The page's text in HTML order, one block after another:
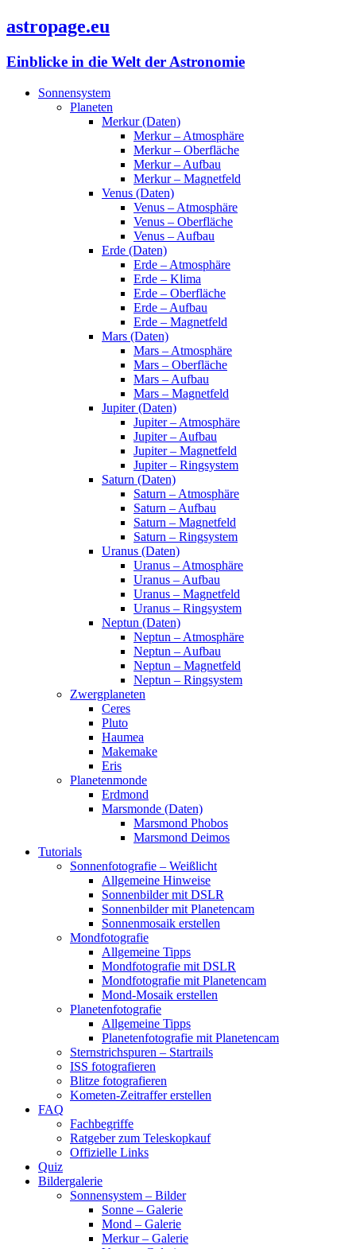
astropage.eu
Einblicke in die Welt der Astronomie
Sonnensystem
Planeten
Merkur (Daten)
Merkur – Atmosphäre
Merkur – Oberfläche
Merkur – Aufbau
Merkur – Magnetfeld
Venus (Daten)
Venus – Atmosphäre
Venus – Oberfläche
Venus – Aufbau
Erde (Daten)
Erde – Atmosphäre
Erde – Klima
Erde – Oberfläche
Erde – Aufbau
Erde – Magnetfeld
Mars (Daten)
Mars – Atmosphäre
Mars – Oberfläche
Mars – Aufbau
Mars – Magnetfeld
Jupiter (Daten)
Jupiter – Atmosphäre
Jupiter – Aufbau
Jupiter – Magnetfeld
Jupiter – Ringsystem
Saturn (Daten)
Saturn – Atmosphäre
Saturn – Aufbau
Saturn – Magnetfeld
Saturn – Ringsystem
Uranus (Daten)
Uranus – Atmosphäre
Uranus – Aufbau
Uranus – Magnetfeld
Uranus – Ringsystem
Neptun (Daten)
Neptun – Atmosphäre
Neptun – Aufbau
Neptun – Magnetfeld
Neptun – Ringsystem
Zwergplaneten
Ceres
Pluto
Haumea
Makemake
Eris
Planetenmonde
Erdmond
Marsmonde (Daten)
Marsmond Phobos
Marsmond Deimos
Tutorials
Sonnenfotografie – Weißlicht
Allgemeine Hinweise
Sonnenbilder mit DSLR
Sonnenbilder mit Planetencam
Sonnenmosaik erstellen
Mondfotografie
Allgemeine Tipps
Mondfotografie mit DSLR
Mondfotografie mit Planetencam
Mond-Mosaik erstellen
Planetenfotografie
Allgemeine Tipps
Planetenfotografie mit Planetencam
Sternstrichspuren – Startrails
ISS fotografieren
Blitze fotografieren
Kometen-Zeitraffer erstellen
FAQ
Fachbegriffe
Ratgeber zum Teleskopkauf
Offizielle Links
Quiz
Bildergalerie
Sonnensystem – Bilder
Sonne – Galerie
Mond – Galerie
Merkur – Galerie